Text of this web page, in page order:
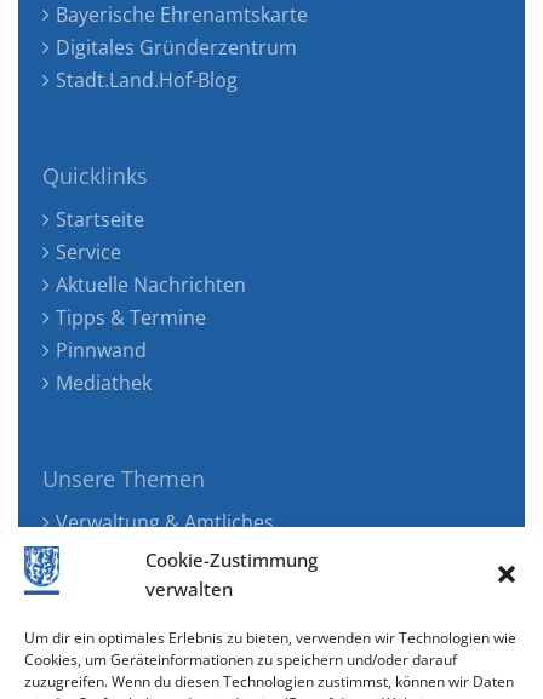
Cookie-Zustimmung
verwalten
Um dir ein optimales Erlebnis zu bieten, verwenden wir Technologien wie
Cookies, um Geräteinformationen zu speichern und/oder darauf
zuzugreifen. Wenn du diesen Technologien zustimmst, können wir Daten
Bayerische Ehrenamtskarte
Digitales Gründerzentrum
Stadt.Land.Hof-Blog
Quicklinks
Startseite
Service
Aktuelle Nachrichten
Tipps & Termine
Pinnwand
Mediathek
Unsere Themen
Verwaltung & Amtliches
Jugend, Familie & Gesundheit
Tourismus, Freizeit & Ökologie
Wirtschaft & Verkehr
Senioren & Inklusion